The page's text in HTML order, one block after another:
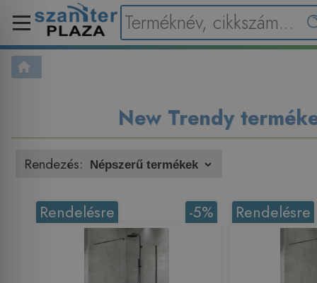
New Trendy
Rendezés:
-5%
Rendelésre Rendelésre